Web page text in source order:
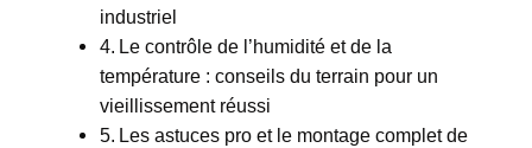
industriel
Le contrôle de l’humidité et de la
température : conseils du terrain pour un
vieillissement réussi
Les astuces pro et le montage complet de